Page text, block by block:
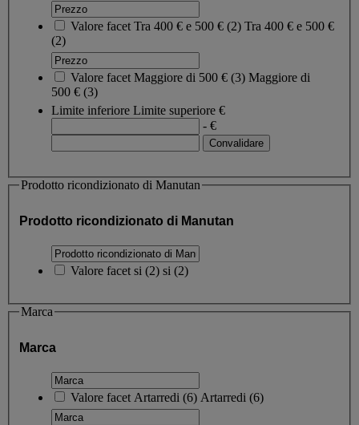
Valore facet Tra 400 € e 500 € (2) Tra 400 € e 500 €
(2)
Valore facet Maggiore di 500 € (3) Maggiore di
500 € (3)
Limite inferiore Limite superiore €
- €
Prodotto ricondizionato di Manutan
Prodotto ricondizionato di Manutan
Valore facet si (2) si (2)
Marca
Marca
Valore facet Artarredi (6) Artarredi (6)